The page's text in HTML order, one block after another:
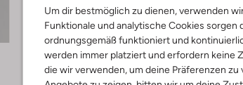
Um dir bestmöglich zu dienen, verwenden
Funktionale und analytische Cookies sorgen
ordnungsgemäß funktioniert und
werden immer platziert und erfordern keine
die wir verwenden, um deine Präferenzen
-60%
Object
Jack